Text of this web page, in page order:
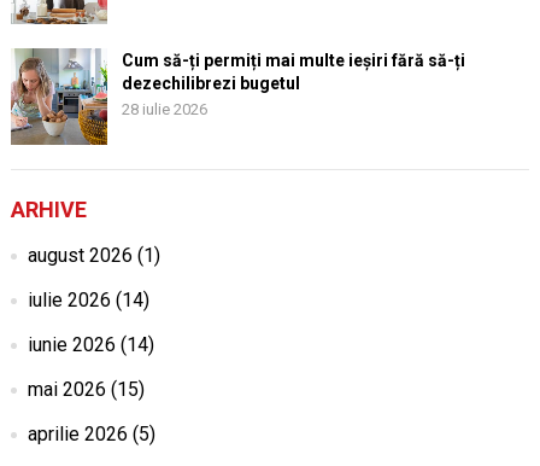
Cum să-ți permiți mai multe ieșiri fără să-ți
dezechilibrezi bugetul
28 iulie 2026
ARHIVE
august 2026 (1)
iulie 2026 (14)
iunie 2026 (14)
mai 2026 (15)
aprilie 2026 (5)